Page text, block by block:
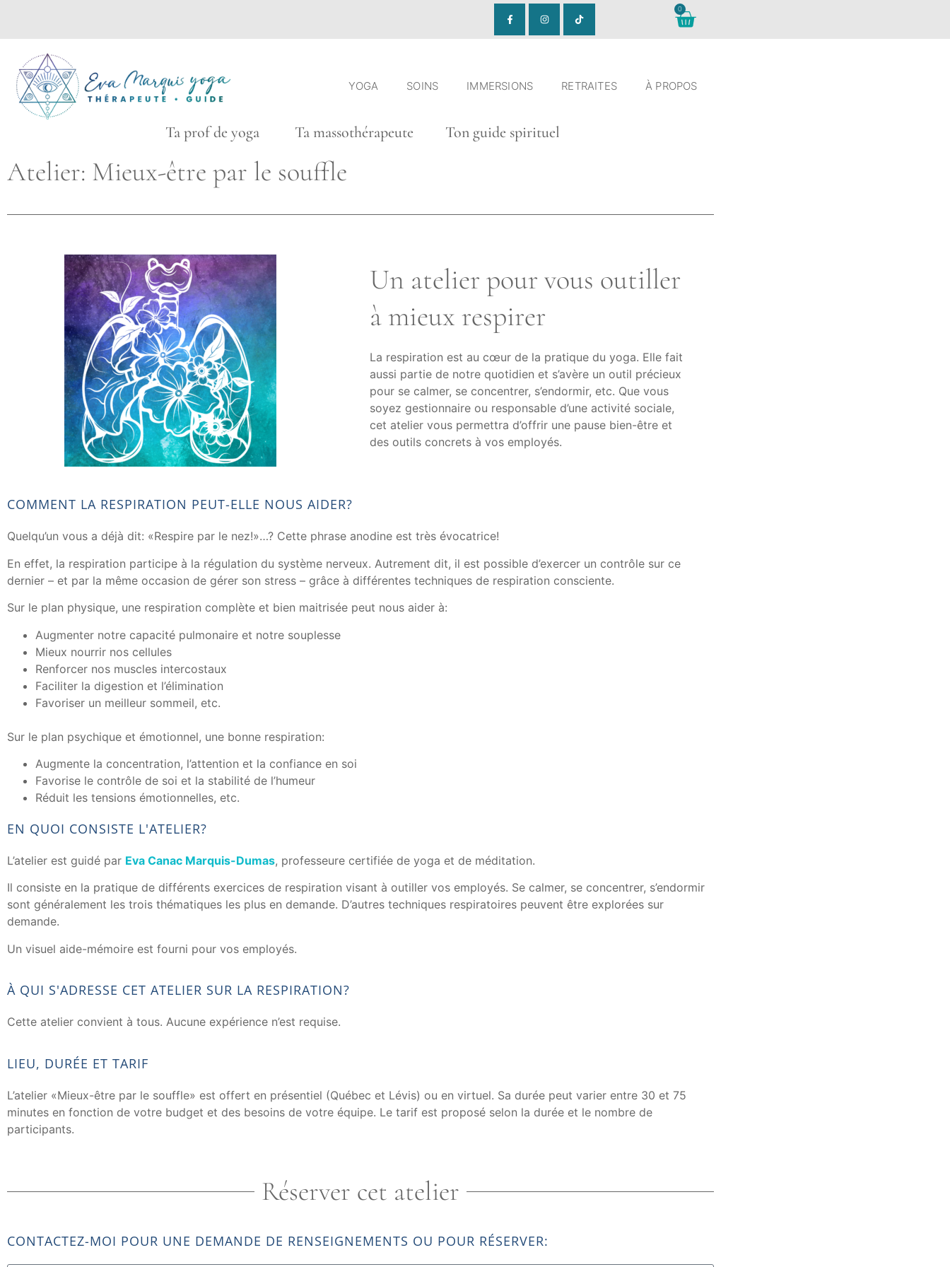
0
YOGA SOINS IMMERSIONS RETRAITES À PROPOS
Ta prof de yoga Ta massothérapeute Ton guide spirituel
Atelier: Mieux-être par le souffle
Un atelier pour vous outiller
à mieux respirer
La respiration est au cœur de la pratique du yoga. Elle fait
aussi partie de notre quotidien et s’avère un outil précieux
pour se calmer, se concentrer, s’endormir, etc. Que vous
soyez gestionnaire ou responsable d’une activité sociale,
cet atelier vous permettra d’offrir une pause bien-être et
des outils concrets à vos employés.
COMMENT LA RESPIRATION PEUT-ELLE NOUS AIDER?
Quelqu’un vous a déjà dit: «Respire par le nez!»…? Cette phrase anodine est très évocatrice!
En effet, la respiration participe à la régulation du système nerveux. Autrement dit, il est possible d’exercer un contrôle sur ce
dernier – et par la même occasion de gérer son stress – grâce à différentes techniques de respiration consciente.
Sur le plan physique, une respiration complète et bien maitrisée peut nous aider à:
Augmenter notre capacité pulmonaire et notre souplesse
Mieux nourrir nos cellules
Renforcer nos muscles intercostaux
Faciliter la digestion et l’élimination
Favoriser un meilleur sommeil, etc.
Sur le plan psychique et émotionnel, une bonne respiration:
Augmente la concentration, l’attention et la confiance en soi
Favorise le contrôle de soi et la stabilité de l’humeur
Réduit les tensions émotionnelles, etc.
EN QUOI CONSISTE L'ATELIER?
L’atelier est guidé par Eva Canac Marquis-Dumas, professeure certifiée de yoga et de méditation.
Il consiste en la pratique de différents exercices de respiration visant à outiller vos employés. Se calmer, se concentrer, s’endormir
sont généralement les trois thématiques les plus en demande. D’autres techniques respiratoires peuvent être explorées sur
demande.
Un visuel aide-mémoire est fourni pour vos employés.
À QUI S'ADRESSE CET ATELIER SUR LA RESPIRATION?
Cette atelier convient à tous. Aucune expérience n’est requise.
LIEU, DURÉE ET TARIF
L’atelier «Mieux-être par le souffle» est offert en présentiel (Québec et Lévis) ou en virtuel. Sa durée peut varier entre 30 et 75
minutes en fonction de votre budget et des besoins de votre équipe. Le tarif est proposé selon la durée et le nombre de
participants.
Réserver cet atelier
CONTACTEZ-MOI POUR UNE DEMANDE DE RENSEIGNEMENTS OU POUR RÉSERVER: